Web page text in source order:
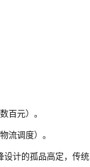
百元）。
流调度）。
计的孤品高定，传统